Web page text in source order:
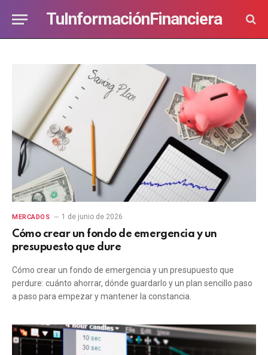
TuInformaciónFinanciera
MERCADOS 1 de junio de 2026
Cómo crear un fondo de emergencia y un
presupuesto que dure
Cómo crear un fondo de emergencia y un presupuesto que
perdure: cuánto ahorrar, dónde guardarlo y un plan sencillo paso
a paso para empezar y mantener la constancia.